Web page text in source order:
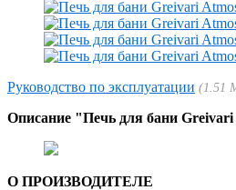
Руководство по эксплуатации 1.51
Описание "Печь для бани
О ПРОИЗВОДИТЕЛЕ